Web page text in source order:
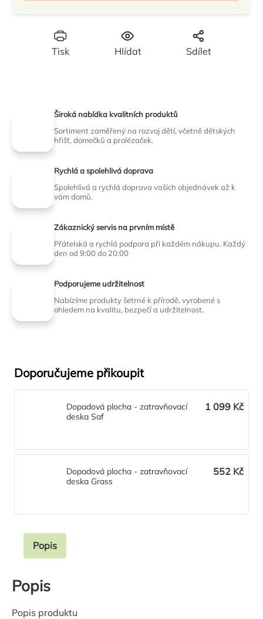
Tisk Hlídat Sdílet
Široká nabídka kvalitních produktů
Sortiment zaměřený na rozvoj dětí, včetně dětských
hřišť, domečků a prolézaček.
Rychlá a spolehlivá doprava
Spolehlivá a rychlá doprava vašich objednávek až k
vám domů.
Zákaznický servis na prvním místě
Přátelská a rychlá podpora při každém nákupu. Každý
den od 9:00 do 20:00
Podporujeme udržitelnost
Nabízíme produkty šetrné k přírodě, vyrobené s
ohledem na kvalitu, bezpečí a udržitelnost.
Doporučujeme přikoupit
Dopadová plocha - zatravňovací
deska Saf
1 099 Kč
Dopadová plocha - zatravňovací
deska Grass
552 Kč
Popis
Popis
Popis produktu